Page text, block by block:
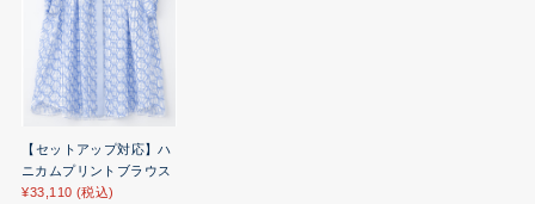
【セットアップ対応】ハ
ニカムプリントブラウス
¥33,110 (税込)